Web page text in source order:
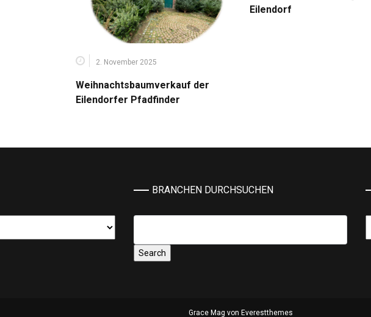
2. November 2025
Weihnachtsbaumverkauf der
Eilendorfer Pfadfinder
Eilendorf
BRANCHEN DURCHSUCHEN
Grace Mag von Everestthemes